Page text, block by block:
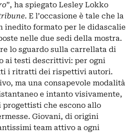
”, ha spiegato Lesley Lokko
. E l’occasione è tale che la
inedito formato per le didascalie
nelle due sedi della mostra.
lo sguardo sulla carrellata di
ai testi descrittivi: per ogni
i ritratti dei rispettivi autori.
ma una consapevole modalità
e intanto visivamente,
che escono allo
Giovani, di origini
team attivo a ogni